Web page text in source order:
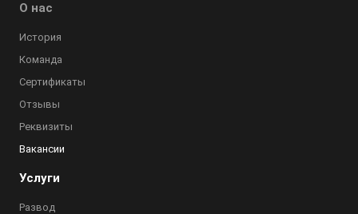
О нас
История
Команда
Сертификаты
Отзывы
Реквизиты
Вакансии
Услуги
Развод